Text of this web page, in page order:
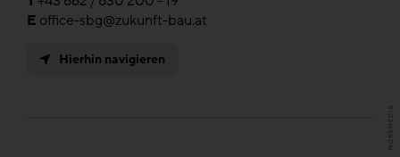
E office-sbg@zukunft-bau.at
Hierhin navigieren